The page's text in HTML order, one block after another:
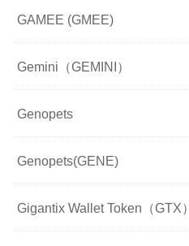
GAMEE (GMEE)
Gemini（GEMINI）
Genopets
Genopets(GENE)
Gigantix Wallet Token（GTX）